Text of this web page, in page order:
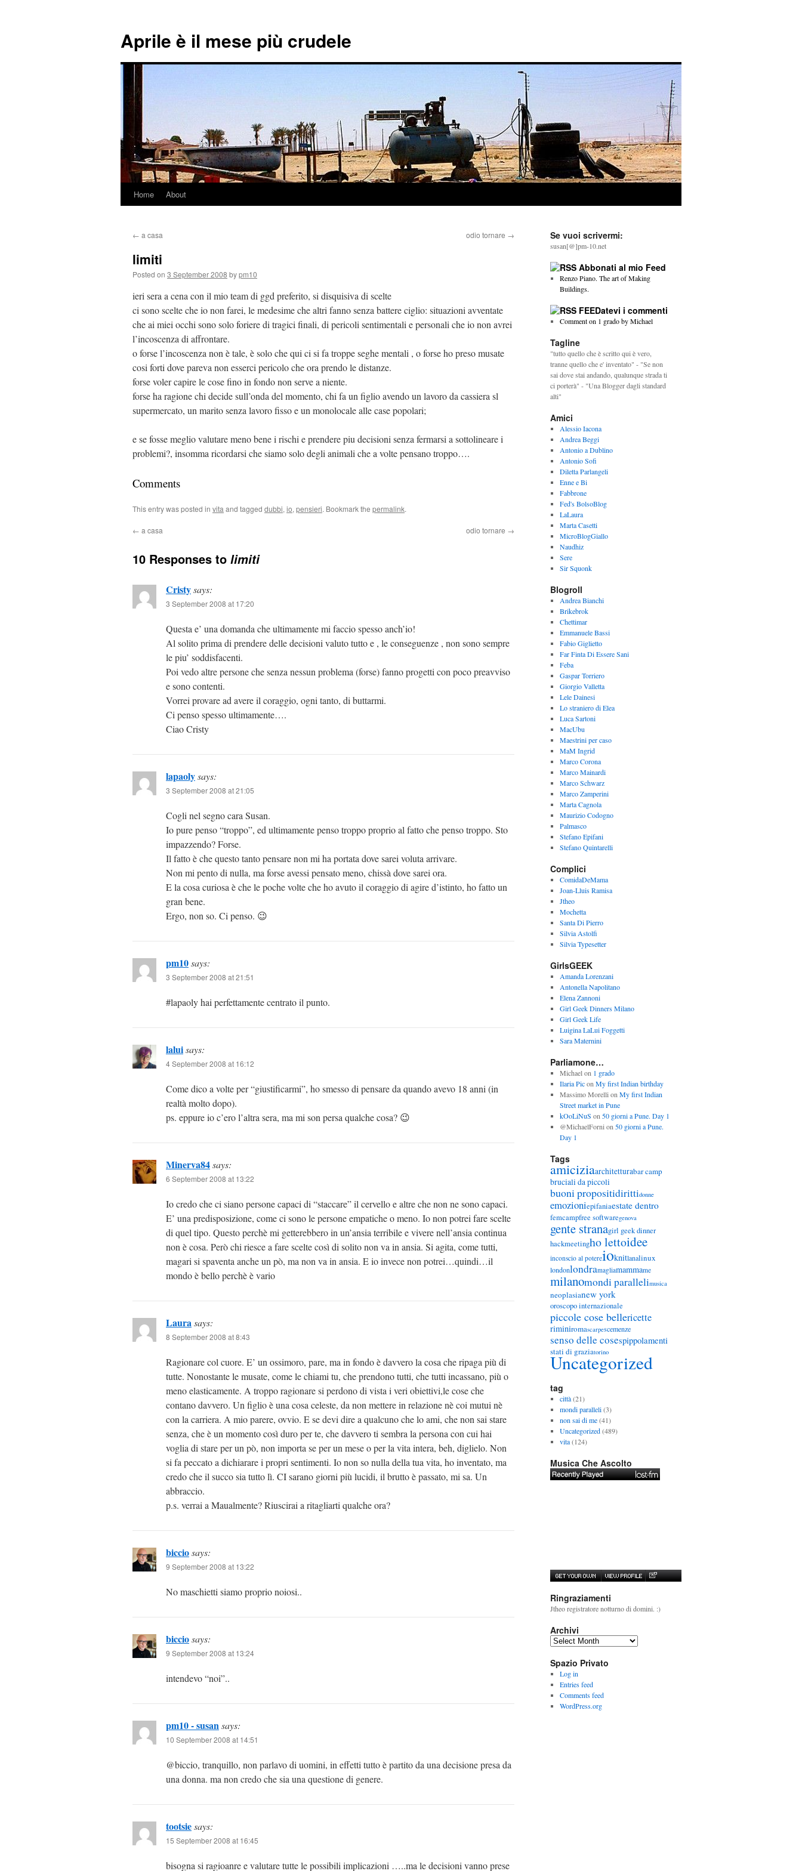
Aprile è il mese più crudele
Skip
content
Home About
← a casa odio tornare →
limiti
Posted on 3 September 2008 bypm10
ieri sera a cena con il mio team di ggd preferito, si disquisiva di scelte
ci sono scelte che io non farei, le medesime che altri fanno senza battere ciglio: situazioni avventate
che ai miei occhi sono solo foriere di tragici finali, di pericoli sentimentali e personali che io non avrei
l’incoscenza di affrontare.
o forse l’incoscenza non è tale, è solo che qui ci si fa troppe seghe mentali , o forse ho preso musate
cosi forti dove pareva non esserci pericolo che ora prendo le distanze.
forse voler capire le cose fino in fondo non serve a niente.
forse ha ragione chi decide sull’onda del momento, chi fa un figlio avendo un lavoro da cassiera sl
supermercato, un marito senza lavoro fisso e un monolocale alle case popolari;
e se fosse meglio valutare meno bene i rischi e prendere piu decisioni senza fermarsi a sottolineare i
problemi?, insomma ricordarsi che siamo solo degli animali che a volte pensano troppo….
Comments
This entry was posted in vita and tagged dubbi, io, pensieri. Bookmark the permalink.
← a casa odio tornare →
10 Responses to limiti
Cristysays:
3 September 2008 at 17:20
Questa e’ una domanda che ultimamente mi faccio spesso anch’io!
Al solito prima di prendere delle decisioni valuto tutto e , le conseguenze , non sono sempre
le piu’ soddisfacenti.
Poi vedo altre persone che senza nessun problema (forse) fanno progetti con poco preavviso
e sono contenti.
Vorrei provare ad avere il coraggio, ogni tanto, di buttarmi.
Ci penso spesso ultimamente….
Ciao Cristy
lapaolysays:
3 September 2008 at 21:05
Cogli nel segno cara Susan.
Io pure penso “troppo”, ed ultimamente penso troppo proprio al fatto che penso troppo. Sto
impazzendo? Forse.
Il fatto è che questo tanto pensare non mi ha portata dove sarei voluta arrivare.
Non mi pento di nulla, ma forse avessi pensato meno, chissà dove sarei ora.
E la cosa curiosa è che le poche volte che ho avuto il coraggio di agire d’istinto, ho fatto un
gran bene.
Ergo, non so. Ci penso. 😉
pm10says:
3 September 2008 at 21:51
#lapaoly hai perfettamente centrato il punto.
laluisays:
4 September 2008 at 16:12
Come dico a volte per “giustificarmi”, ho smesso di pensare da quando avevo 18 anni (in
realtà molto dopo).
ps. eppure io c’ero l’altra sera, ma mi son persa qualche cosa? 😉
Minerva84says:
6 September 2008 at 13:22
Io credo che ci siano persone capaci di “staccare” il cervello e altre che non ne sono capaci.
E’ una predisposizione, come ci sono le persone empatiche o meno. Io non potrei fare scelte
di quel tipo. Questo perchè mi getterebbero in un’ansia terribile e vivere nell’ansia continua
non è cosa. Però chi riesce a fare scelte così di solito non va in ansia. Si agita, come tutti,
magari si spaventa anche un pò, ma non va in ansia. E io invece non potrei…quindi…il
mondo è bello perchè è vario
Laurasays:
8 September 2008 at 8:43
Ragionare col cuore. E’ un ossimoro, pare, ma in fondo è davvero la cosa che ripaga più di
tutte. Nonostante le musate, come le chiami tu, che prendono tutti, che tutti incassano, più o
meno elasticamente. A troppo ragionare si perdono di vista i veri obiettivi,le cose che
contano davvero. Un figlio è una cosa celeste, da non mettere in relazione nè coi mutui nè
con la carriera. A mio parere, ovvio. E se devi dire a qualcuno che lo ami, che non sai stare
senza, che è un momento così duro per te, che davvero ti sembra la persona con cui hai
voglia di stare per un pò, non importa se per un mese o per la vita intera, beh, diglielo. Non
si fa peccato a dichiarare i propri sentimenti. Io non so nulla della tua vita, ho inventato, ma
credo che il succo sia tutto lì. CI sarano giorni più lucidi, il brutto è passato, mi sa. Un
abbraccio.
p.s. verrai a Maualmente? Riuscirai a ritagliarti qualche ora?
bicciosays:
9 September 2008 at 13:22
No maschietti siamo proprio noiosi..
bicciosays:
9 September 2008 at 13:24
intendevo “noi”..
pm10 - susansays:
10 September 2008 at 14:51
@biccio, tranquillo, non parlavo di uomini, in effetti tutto è partito da una decisione presa da
una donna. ma non credo che sia una questione di genere.
tootsiesays:
15 September 2008 at 16:45
bisogna si ragioanre e valutare tutte le possibili implicazioni …..ma le decisioni vanno prese
Se vuoi scrivermi:
susan[@]pm-10.net
Abbonati al mio Feed
Renzo Piano. The art of Making
Buildings.
FEEDatevi i commenti
Comment on 1 grado by Michael
Tagline
"tutto quello che è scritto qui è vero,
tranne quello che e' inventato" - "Se non
sai dove stai andando, qualunque strada ti
ci porterà" - "Una Blogger dagli standard
alti"
Amici
Alessio Iacona
Andrea Beggi
Antonio a Dublino
Antonio Sofi
Diletta Parlangeli
Enne e Bi
Fabbrone
Fed's BolsoBlog
LaLaura
Marta Casetti
MicroBlogGiallo
Naudhiz
Sere
Sir Squonk
Blogroll
Andrea Bianchi
Brikebrok
Chettimar
Emmanuele Bassi
Fabio Giglietto
Far Finta Di Essere Sani
Feba
Gaspar Torriero
Giorgio Valletta
Lele Dainesi
Lo straniero di Elea
Luca Sartoni
MacUbu
Maestrini per caso
MaM Ingrid
Marco Corona
Marco Mainardi
Marco Schwarz
Marco Zamperini
Marta Cagnola
Maurizio Codogno
Palmasco
Stefano Epifani
Stefano Quintarelli
Complici
ComidaDeMama
Joan-Lluis Ramisa
Jtheo
Mochetta
Santa Di Pierro
Silvia Astolfi
Silvia Typesetter
GirlsGEEK
Amanda Lorenzani
Antonella Napolitano
Elena Zannoni
Girl Geek Dinners Milano
Girl Geek Life
Luigina LaLui Foggetti
Sara Maternini
Parliamone…
Michaelon 1 grado
Ilaria Picon My first Indian birthday
Massimo Morelli on My first Indian
Street market in Pune
kOoLiNuS on 50 giorni a Pune. Day 1
@MichaelForni on 50 giorni a Pune.
Day 1
Tags
amiciziaarchitetturabar camp
bruciali da piccoli
buoni propositidirittidonne
emozioniepifaniaestate dentro
femcampfree softwaregenova
gente stranagirl geek dinner
hackmeetingho lettoidee
inconscio al potereioknitlanalinux
londonlondramagliamammame
milanomondi parallelimusica
neoplasianew york
oroscopo internazionale
piccole cose bellericette
riminiromascarpescemenze
senso delle cosespippolamenti
stati di graziatorino
Uncategorized
tag
città(21)
mondi paralleli(3)
non sai di me(41)
Uncategorized(489)
vita(124)
Musica Che Ascolto
Ringraziamenti
Jtheo registratore notturno di domini. :)
Archivi
A
c
h
i
v
i
Spazio Privato
Log in
Entries feed
Comments feed
WordPress.org